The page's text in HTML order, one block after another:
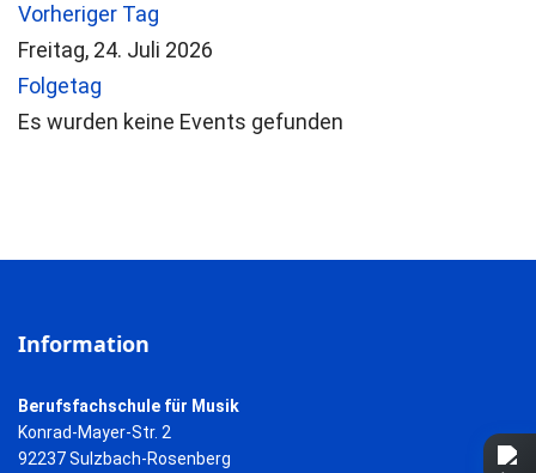
Vorheriger Tag
Freitag, 24. Juli 2026
Folgetag
Es wurden keine Events gefunden
Information
Berufsfachschule für Musik
Konrad-Mayer-Str. 2
92237 Sulzbach-Rosenberg